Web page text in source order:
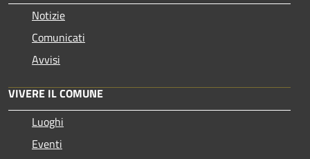
Notizie
Comunicati
Avvisi
VIVERE IL COMUNE
Luoghi
Eventi